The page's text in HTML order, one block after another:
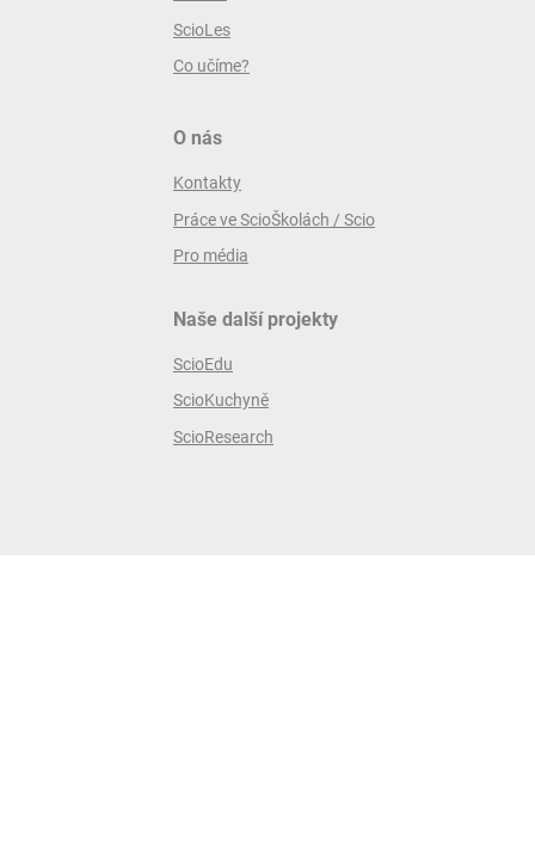
ScioLes
Co učíme?
O nás
Kontakty
Práce ve ScioŠkolách / Scio
Pro média
Naše další projekty
ScioEdu
ScioKuchyně
ScioResearch